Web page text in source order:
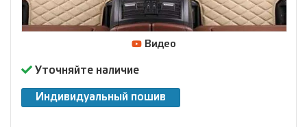
Уточняйте наличие
Индивидуальный пошив
Видео